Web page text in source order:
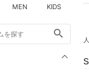
MEN KIDS
search